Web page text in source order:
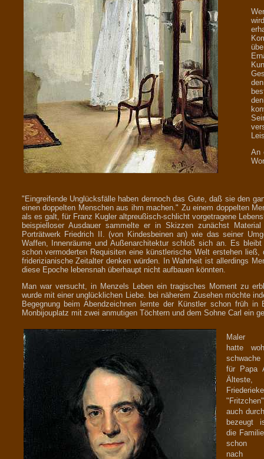
An
"Eingreifende Unglücksfälle haben dennoch das Gute, daß sie den
einen doppelten Menschen aus ihm machen." Zu einem doppelten
als es galt, für Franz Kugler altpreußisch-schlicht vorgetragene
beispielloser Ausdauer sammelte er in Skizzen zunächst
Porträtwerk Friedrich II. (von Kindesbeinen an) wie das seiner
Waffen, Innenräume und Außenarchitektur schloß sich an. Es
schon vermoderten Requisiten eine künstlerische Welt erstehen
friderizianische Zeitalter denken würden. In Wahrheit ist allerdings
diese Epoche lebensnah überhaupt nicht aufbauen könnten.
Man war versucht, in Menzels Leben ein tragisches Moment zu
wurde mit einer unglücklichen Liebe. bei näherem Zusehen möchte
Begegnung beim Abendzeichnen lernte der Künstler schon früh
Monbijouplatz mit zwei anmutigen Töchtern und dem Sohne Carl ein
Maler
hatte
für Papa
Älteste,
auch
bezeugt
die
schon
nach